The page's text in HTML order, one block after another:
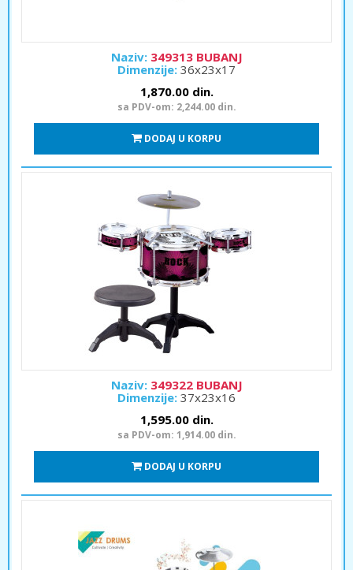
Naziv: 349313 BUBANJ
Dimenzije: 36x23x17
1,870.00 din.
sa PDV-om: 2,244.00 din.
DODAJ U KORPU
Naziv: 349322 BUBANJ
Dimenzije: 37x23x16
1,595.00 din.
sa PDV-om: 1,914.00 din.
DODAJ U KORPU